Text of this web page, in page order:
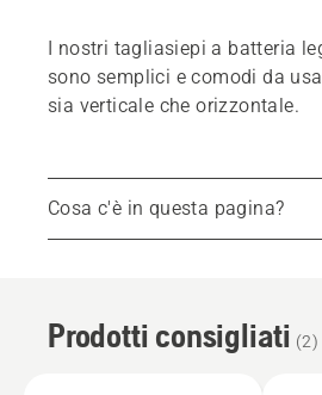
I nostri tagliasiepi a batteria
sono semplici e comodi da
sia verticale che orizzontale.
Cosa c'è in questa pagina?
Prodotti consigliati
Accessori
Prodotti consigliati (2)